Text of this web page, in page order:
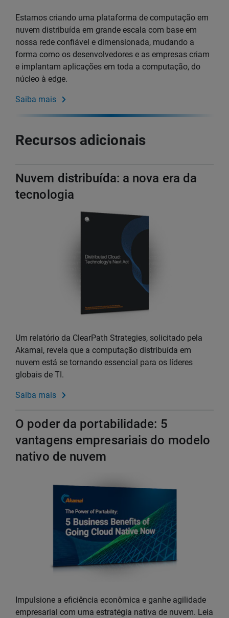
Estamos criando uma plataforma de computação em
nuvem distribuída em grande escala com base em
nossa rede confiável e dimensionada, mudando a
forma como os desenvolvedores e as empresas criam
e implantam aplicações em toda a computação, do
núcleo à edge.
Saiba mais
Recursos adicionais
Nuvem distribuída: a nova era da
tecnologia
Um relatório da ClearPath Strategies, solicitado pela
Akamai, revela que a computação distribuída em
nuvem está se tornando essencial para os líderes
globais de TI.
Saiba mais
O poder da portabilidade: 5
vantagens empresariais do modelo
nativo de nuvem
Impulsione a eficiência econômica e ganhe agilidade
empresarial com uma estratégia nativa de nuvem. Leia